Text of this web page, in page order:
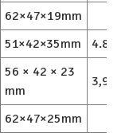
62×47×19mm
51×42×35mm 4.8/
56 × 42 × 23
mm
3,9/
62×47×25mm